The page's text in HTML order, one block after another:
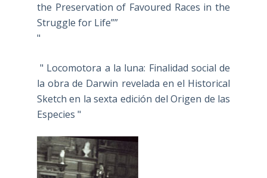
the Preservation of Favoured Races in the
Struggle for Life””
"
" Locomotora a la luna: Finalidad social de
la obra de Darwin revelada en el Historical
Sketch en la sexta edición del Origen de las
Especies "